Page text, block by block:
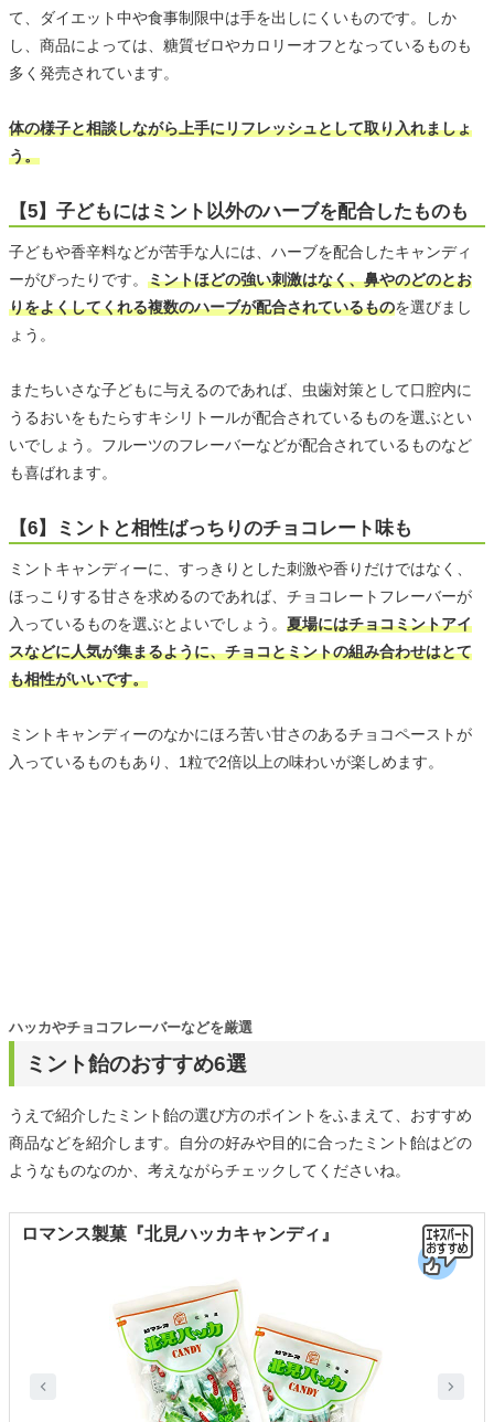
て、ダイエット中や食事制限中は手を出しにくいものです。しか
し、商品によっては、糖質ゼロやカロリーオフとなっているものも
多く発売されています。
体の様子と相談しながら上手にリフレッシュとして取り入れましょ
う。
【5】子どもにはミント以外のハーブを配合したものも
子どもや香辛料などが苦手な人には、ハーブを配合したキャンディ
ーがぴったりです。 ミントほどの強い刺激はなく、鼻やのどのとお
りをよくしてくれる複数のハーブが配合されているものを選びまし
ょう。
またちいさな子どもに与えるのであれば、虫歯対策として口腔内に
うるおいをもたらすキシリトールが配合されているものを選ぶとい
いでしょう。フルーツのフレーバーなどが配合されているものなど
も喜ばれます。
【6】ミントと相性ばっちりのチョコレート味も
ミントキャンディーに、すっきりとした刺激や香りだけではなく、
ほっこりする甘さを求めるのであれば、チョコレートフレーバーが
入っているものを選ぶとよいでしょう。 夏場にはチョコミントアイ
スなどに人気が集まるように、チョコとミントの組み合わせはとて
も相性がいいです。
ミントキャンディーのなかにほろ苦い甘さのあるチョコペーストが
入っているものもあり、1粒で2倍以上の味わいが楽しめます。
ミント飴のおすすめ6選
ハッカやチョコフレーバーなどを厳選
うえで紹介したミント飴の選び方のポイントをふまえて、おすすめ
商品などを紹介します。自分の好みや目的に合ったミント飴はどの
ようなものなのか、考えながらチェックしてくださいね。
ロマンス製菓『北見ハッカキャンディ』